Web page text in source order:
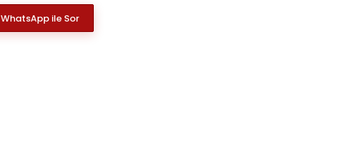
WhatsApp ile Sor